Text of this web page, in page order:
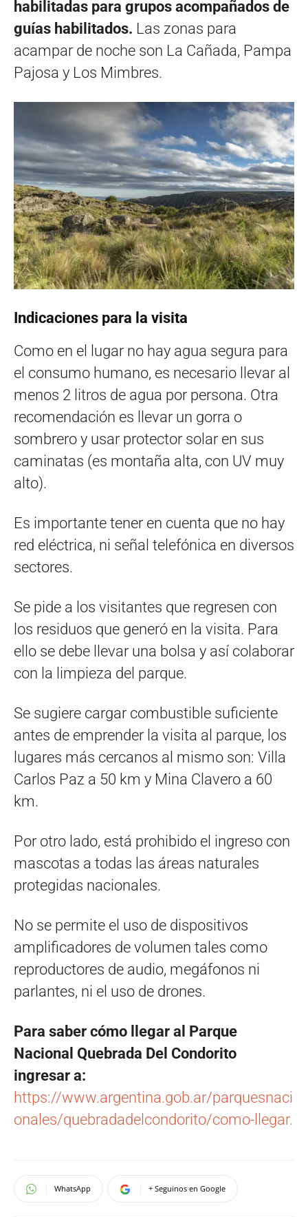
habilitadas para grupos acompañados de
guías habilitados. Las zonas para
acampar de noche son La Cañada, Pampa
Pajosa y Los Mimbres.
Indicaciones para la visita
Como en el lugar no hay agua segura para
el consumo humano, es necesario llevar al
menos 2 litros de agua por persona. Otra
recomendación es llevar un gorra o
sombrero y usar protector solar en sus
caminatas (es montaña alta, con UV muy
alto).
Es importante tener en cuenta que no hay
red eléctrica, ni señal telefónica en diversos
sectores.
Se pide a los visitantes que regresen con
los residuos que generó en la visita. Para
ello se debe llevar una bolsa y así colaborar
con la limpieza del parque.
Se sugiere cargar combustible suficiente
antes de emprender la visita al parque, los
lugares más cercanos al mismo son: Villa
Carlos Paz a 50 km y Mina Clavero a 60
km.
Por otro lado, está prohibido el ingreso con
mascotas a todas las áreas naturales
protegidas nacionales.
No se permite el uso de dispositivos
amplificadores de volumen tales como
reproductores de audio, megáfonos ni
parlantes, ni el uso de drones.
Para saber cómo llegar al Parque
Nacional Quebrada Del Condorito
ingresar a:
https://www.argentina.gob.ar/parquesnaci
onales/quebradadelcondorito/como-llegar.
WhatsApp + Seguinos en Google